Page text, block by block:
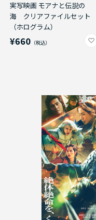
実写映画 モアナと伝説の
海 クリアファイルセット
（ホログラム）
¥660